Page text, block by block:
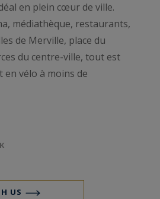
en plein cœur de ville.
médiathèque, restaurants,
de Merville, place du
du centre-ville, tout est
en vélo à moins de
et des espaces de confort
: US